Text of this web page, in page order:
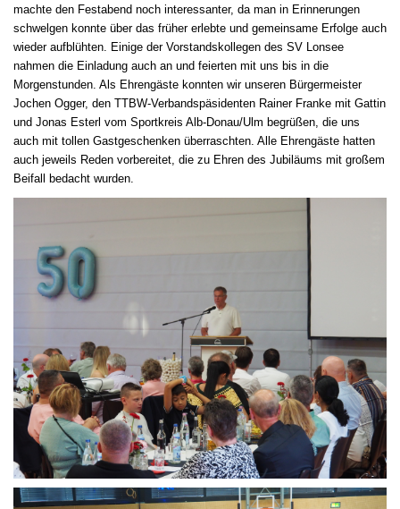
machte den Festabend noch interessanter, da man in Erinnerungen
schwelgen konnte über das früher erlebte und gemeinsame Erfolge auch
wieder aufblühten. Einige der Vorstandskollegen des SV Lonsee
nahmen die Einladung auch an und feierten mit uns bis in die
Morgenstunden. Als Ehrengäste konnten wir unseren Bürgermeister
Jochen Ogger, den TTBW-Verbandspäsidenten Rainer Franke mit Gattin
und Jonas Esterl vom Sportkreis Alb-Donau/Ulm begrüßen, die uns
auch mit tollen Gastgeschenken überraschten. Alle Ehrengäste hatten
auch jeweils Reden vorbereitet, die zu Ehren des Jubiläums mit großem
Beifall bedacht wurden.